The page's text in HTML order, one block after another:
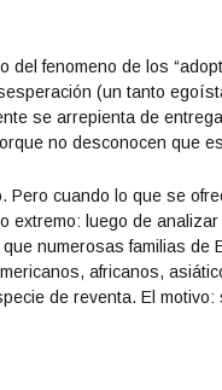
del fenomeno de los
(un tanto
se arrepienta de
no desconocen que
Pero cuando lo que se
extremo: luego de
numerosas familias
africanos,
de reventa. El